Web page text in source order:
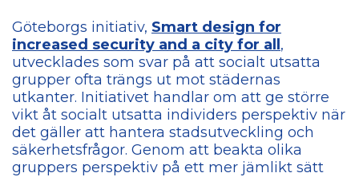
Göteborgs initiativ, Smart design for
increased security and a city for all ,
utvecklades som svar på att socialt utsatta
grupper ofta trängs ut mot städernas
utkanter. Initiativet handlar om att ge större
vikt åt socialt utsatta individers perspektiv när
det gäller att hantera stadsutveckling och
säkerhetsfrågor. Genom att beakta olika
gruppers perspektiv på ett mer jämlikt sätt